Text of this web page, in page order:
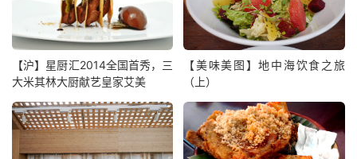
【沪】星厨汇2014全国首秀，三
大米其林大厨献艺皇家艾美
【美味美图】地中海饮食之旅
（上）